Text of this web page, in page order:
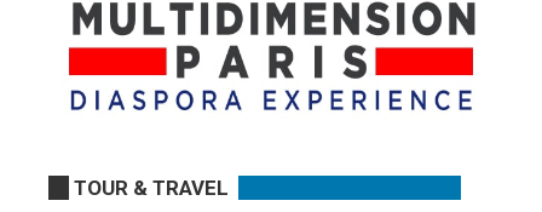
TOUR & TRAVEL